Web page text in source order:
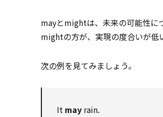
mayとmightは、未来の可能性に
mightの方が、実現の度合いが低
次の例を見てみましょう。
It may rain.